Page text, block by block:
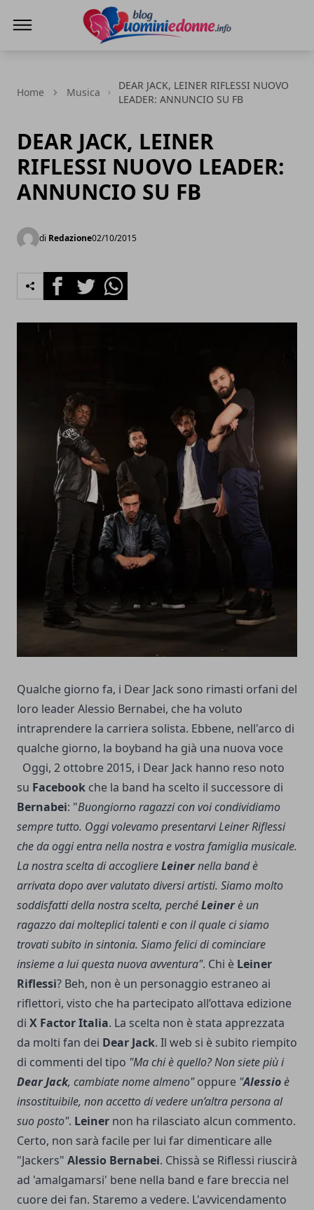
Home Musica
DEAR JACK, LEINER RIFLESSI NUOVO
LEADER: ANNUNCIO SU FB
DEAR JACK, LEINER
RIFLESSI NUOVO LEADER:
ANNUNCIO SU FB
di Redazione02/10/2015
FacebookTwitterWhatsapp
Qualche giorno fa, i Dear Jack sono rimasti orfani del
loro leader Alessio Bernabei, che ha voluto
intraprendere la carriera solista. Ebbene, nell'arco di
qualche giorno, la boyband ha già una nuova voce
Oggi, 2 ottobre 2015, i Dear Jack hanno reso noto
su Facebook che la band ha scelto il successore di
Bernabei: "Buongiorno ragazzi con voi condividiamo
sempre tutto. Oggi volevamo presentarvi Leiner Riflessi
che da oggi entra nella nostra e vostra famiglia musicale.
La nostra scelta di accogliereLeinernella band è
arrivata dopo aver valutato diversi artisti. Siamo molto
soddisfatti della nostra scelta, perchéLeinerè un
ragazzo dai molteplici talenti e con il quale ci siamo
trovati subito in sintonia. Siamo felici di cominciare
insieme a lui questa nuova avventura". Chi è Leiner
Riflessi? Beh, non è un personaggio estraneo ai
riflettori, visto che ha partecipato all’ottava edizione
di X Factor Italia. La scelta non è stata apprezzata
da molti fan dei Dear Jack. Il web si è subito riempito
di commenti del tipo "Ma chi è quello? Non siete più i
Dear Jack, cambiate nome almeno"oppure "Alessioè
insostituibile, non accetto di vedere un’altra persona al
suo posto". Leiner non ha rilasciato alcun commento.
Certo, non sarà facile per lui far dimenticare alle
"Jackers" Alessio Bernabei. Chissà se Riflessi riuscirà
ad 'amalgamarsi' bene nella band e fare breccia nel
cuore dei fan. Staremo a vedere. L'avvicendamento